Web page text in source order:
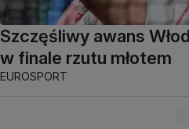
Szczęśliwy awans
w finale rzutu młotem
EUROSPORT